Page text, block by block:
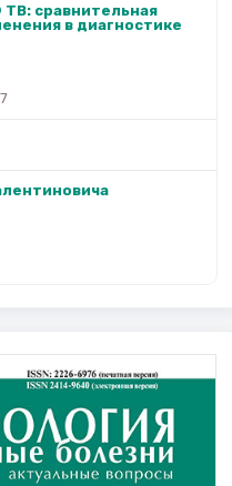
сравнительная
в диагностике